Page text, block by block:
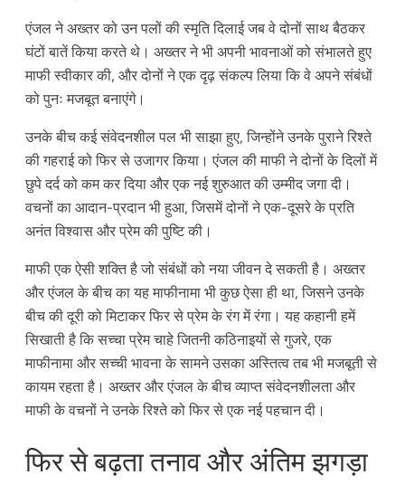
एंजल ने अख्तर को उन पलों की स्मृति दिलाई जब वे दोनों साथ बैठकर
घंटों बातें किया करते थे। अख्तर ने भी अपनी भावनाओं को संभालते हुए
माफी स्वीकार की, और दोनों ने एक दृढ़ संकल्प लिया कि वे अपने संबंधों
को पुनः मजबूत बनाएंगे।
उनके बीच कई संवेदनशील पल भी साझा हुए, जिन्होंने उनके पुराने रिश्ते
की गहराई को फिर से उजागर किया। एंजल की माफी ने दोनों के दिलों में
छुपे दर्द को कम कर दिया और एक नई शुरुआत की उम्मीद जगा दी।
वचनों का आदान-प्रदान भी हुआ, जिसमें दोनों ने एक-दूसरे के प्रति
अनंत विश्वास और प्रेम की पुष्टि की।
माफी एक ऐसी शक्ति है जो संबंधों को नया जीवन दे सकती है। अख्तर
और एंजल के बीच का यह माफीनामा भी कुछ ऐसा ही था, जिसने उनके
बीच की दूरी को मिटाकर फिर से प्रेम के रंग में रंगा। यह कहानी हमें
सिखाती है कि सच्चा प्रेम चाहे जितनी कठिनाइयों से गुजरे, एक
माफीनामा और सच्ची भावना के सामने उसका अस्तित्व तब भी मजबूती से
कायम रहता है। अख्तर और एंजल के बीच व्याप्त संवेदनशीलता और
माफी के वचनों ने उनके रिश्ते को फिर से एक नई पहचान दी।
फिर से बढ़ता तनाव और अंतिम झगड़ा